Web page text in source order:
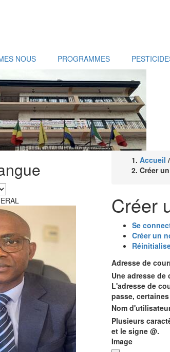
NOUS PROGRAMMES
Fil
Accueil /
Créer
Créer
Onglets
Se
Créer un
Adresse de
Une adresse
L'adresse de
passe,
Nom
Plusieurs
et le signe @.
Image